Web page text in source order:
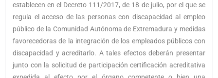
establecen en el Decreto 111/2017, de 18 de julio, por el que se
regula el acceso de las personas con discapacidad al empleo
público de la Comunidad Autónoma de Extremadura y medidas
favorecedoras de la integración de los empleados públicos con
discapacidad y acreditarlo. A tales efectos deberán presentar
junto con la solicitud de participación certificación acreditativa